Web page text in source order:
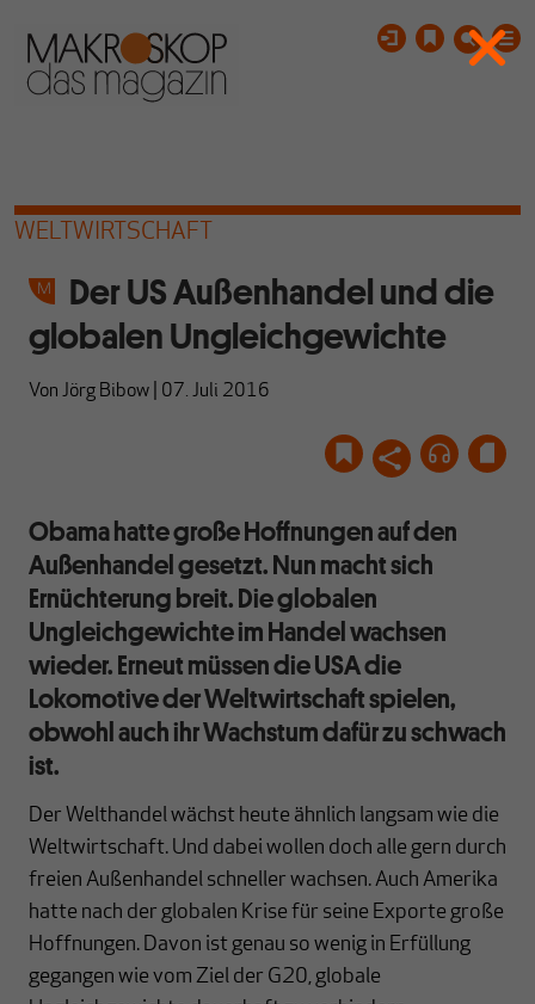
WELTWIRTSCHAFT
Der US Außenhandel und die
globalen Ungleichgewichte
Von Jörg Bibow 07. Juli 2016
Obama hatte große Hoffnungen auf den
Außenhandel gesetzt. Nun macht sich
Ernüchterung breit. Die globalen
Ungleichgewichte im Handel wachsen
wieder. Erneut müssen die USA die
Lokomotive der Weltwirtschaft spielen,
obwohl auch ihr Wachstum dafür zu schwach
ist.
Der Welthandel wächst heute ähnlich langsam wie die
Weltwirtschaft. Und dabei wollen doch alle gern durch
freien Außenhandel schneller wachsen. Auch Amerika
hatte nach der globalen Krise für seine Exporte große
Hoffnungen. Davon ist genau so wenig in Erfüllung
gegangen wie vom Ziel der G20, globale